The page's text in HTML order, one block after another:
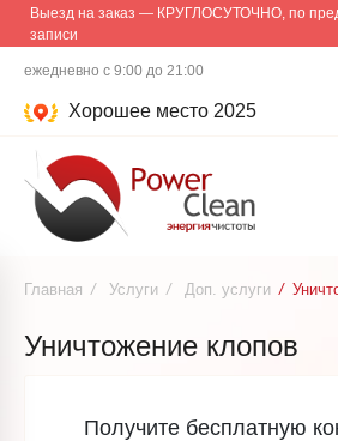
Выезд на заказ — КРУГЛОСУТОЧНО, по
записи
ежедневно с 9:00 до 21:00
Хорошее место 2025
Главная / Услуги / Доп. услуги /
Уничтожение клопов
Получите бесплатную